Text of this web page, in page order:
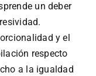
un deber
y el
respecto
a la igualdad